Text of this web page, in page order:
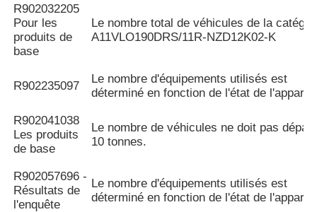
R902032205
Pour les
produits de
base
Le nombre total de véhicules de la
A11VLO190DRS/11R-NZD12K02-K
R902235097
Le nombre d'équipements utilisés est
déterminé en fonction de l'état de
R902041038
Les produits
de base
Le nombre de véhicules ne doit pas
10 tonnes.
R902057696 -
Résultats de
l'enquête
Le nombre d'équipements utilisés est
déterminé en fonction de l'état de